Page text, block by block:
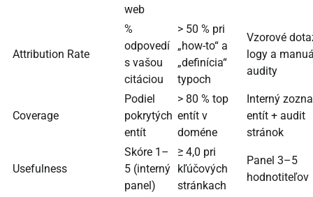
web
Attribution Rate
%
odpovedí
s vašou
citáciou
> 50 % pri
„how-to“ a
„definícia“
typoch
Vzorové
logy a
audity
Coverage
Podiel
pokrytých
entít
> 80 % top
entít v
doméne
Interný
entít + audit
stránok
Usefulness
Skóre 1–
5 (interný
panel)
≥ 4,0 pri
kľúčových
stránkach
Panel 3–5
hodnotiteľov